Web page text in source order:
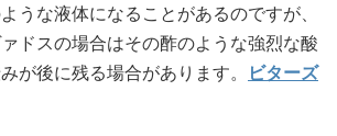
うな液体になることがあるのですが、
ドスの場合はその酢のような強烈な酸
が後に残る場合があります。
ビターズ